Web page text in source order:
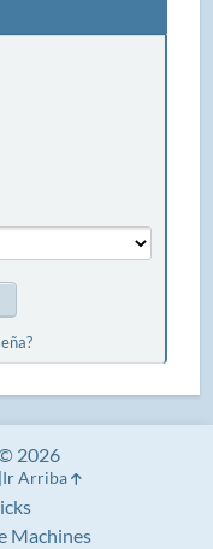
Machines
2026
Ir Arriba